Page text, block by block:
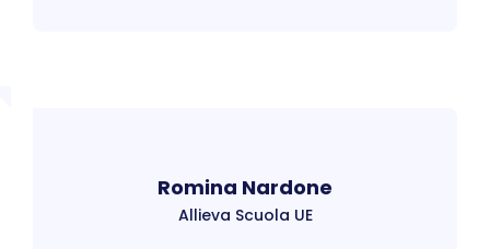
Romina Nardone
Allieva Scuola UE